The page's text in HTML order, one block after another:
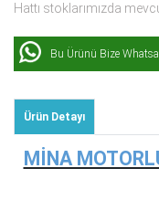
Hattı stoklarımızda
Bu Ürünü Bize
Ürün Detayı
MİNA